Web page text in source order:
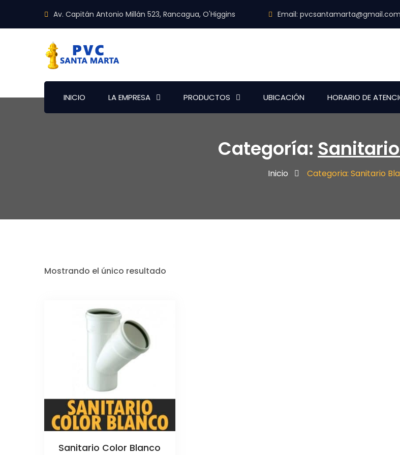
Av. Capitán Antonio Millán 523, Rancagua, O'Higgins Email: pvcsantamarta@gmail.com
INICIO LA EMPRESA PRODUCTOS UBICACIÓN HORARIO DE
Categoría:
Inicio Categoria: Sanitario
Mostrando el único resultado
Sanitario Color Blanco